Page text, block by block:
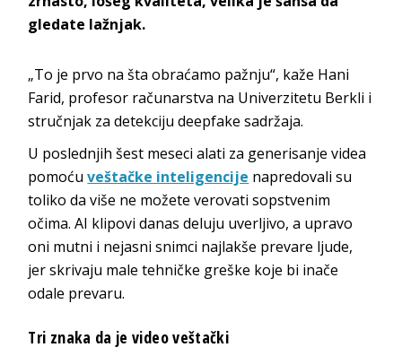
gledate lažnjak.
„To je prvo na šta obraćamo pažnju“, kaže Hani
Farid, profesor računarstva na Univerzitetu Berkli i
stručnjak za detekciju deepfake sadržaja.
U poslednjih šest meseci alati za generisanje videa
pomoćuveštačke inteligencije napredovali su
toliko da više ne možete verovati sopstvenim
očima. AI klipovi danas deluju uverljivo, a upravo
oni mutni i nejasni snimci najlakše prevare ljude,
jer skrivaju male tehničke greške koje bi inače
odale prevaru.
Tri znaka da je video veštački